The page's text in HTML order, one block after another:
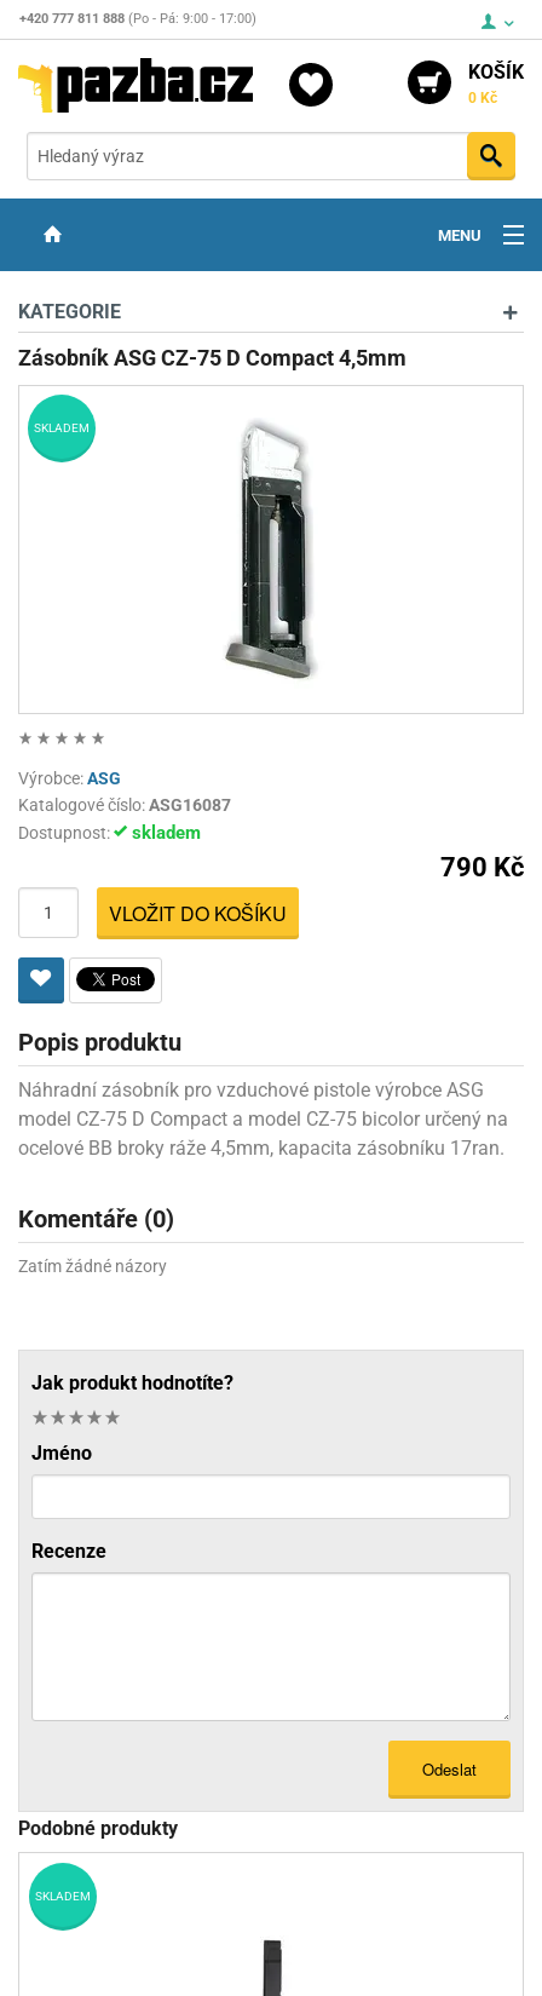
+420 777 811 888 (Po - Pá: 9:00 - 17:00)
KOŠÍK
0 Kč
MENU
OPTIKA
STŘELIVO
PŘÍSLUŠENSTVÍ
KATEGORIE
Zásobník ASG CZ-75 D Compact 4,5mm
SKLADEM
Výrobce:ASG
Katalogové číslo:ASG16087
Dostupnost:
skladem
790 Kč
VLOŽIT DO KOŠÍKU
Popis produktu
Náhradní zásobník pro vzduchové pistole výrobce ASG
model CZ-75 D Compact a model CZ-75 bicolor určený na
ocelové BB broky ráže 4,5mm, kapacita zásobníku 17ran.
Komentáře (0)
Zatím žádné názory
Jak produkt hodnotíte?
Jméno
Recenze
Odeslat
Podobné produkty
SKLADEM